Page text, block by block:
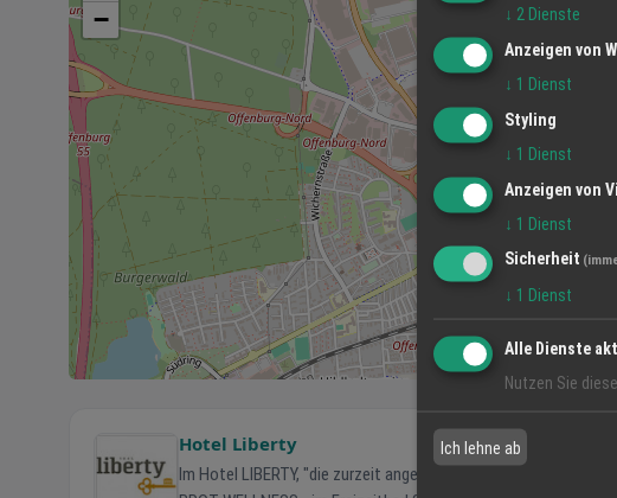
−
Hotel Liberty
Im Hotel LIBERTY, "die zurzeit angesagteste Location" ! Hotel - DESIGN und Gemütlichkeit hinter dicken Mauern Restaurant - WASSER &
↓ 2 Dienste
Anzeigen von
↓ 1 Dienst
Styling
↓ 1 Dienst
Anzeigen von
↓ 1 Dienst
Sicherheit
↓ 1 Dienst
Alle Dienste
Nutzen Sie
Ich lehne ab